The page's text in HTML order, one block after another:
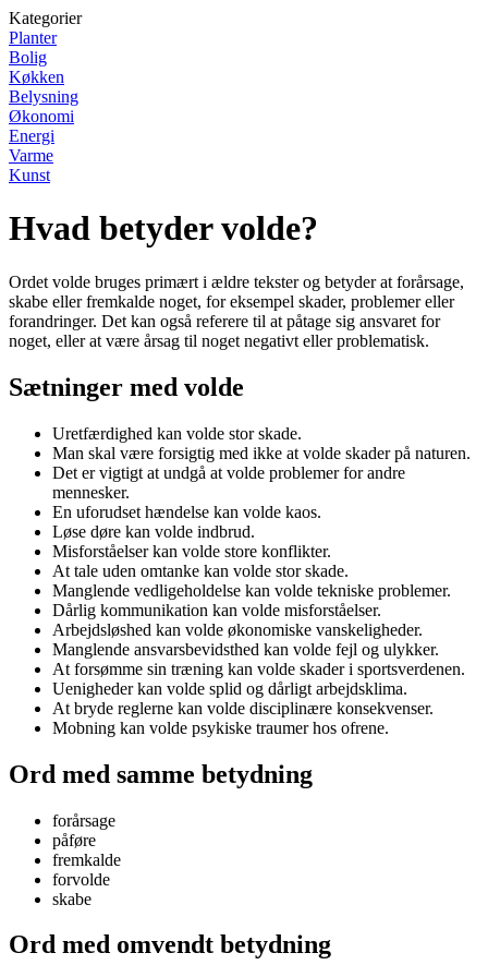
Kategorier
Planter
Bolig
Køkken
Belysning
Økonomi
Energi
Varme
Kunst
Hvad betyder volde?
Ordet volde bruges primært i ældre tekster og betyder at forårsage,
skabe eller fremkalde noget, for eksempel skader, problemer eller
forandringer. Det kan også referere til at påtage sig ansvaret for
noget, eller at være årsag til noget negativt eller problematisk.
Sætninger med volde
Uretfærdighed kan volde stor skade.
Man skal være forsigtig med ikke at volde skader på naturen.
Det er vigtigt at undgå at volde problemer for andre
mennesker.
En uforudset hændelse kan volde kaos.
Løse døre kan volde indbrud.
Misforståelser kan volde store konflikter.
At tale uden omtanke kan volde stor skade.
Manglende vedligeholdelse kan volde tekniske problemer.
Dårlig kommunikation kan volde misforståelser.
Arbejdsløshed kan volde økonomiske vanskeligheder.
Manglende ansvarsbevidsthed kan volde fejl og ulykker.
At forsømme sin træning kan volde skader i sportsverdenen.
Uenigheder kan volde splid og dårligt arbejdsklima.
At bryde reglerne kan volde disciplinære konsekvenser.
Mobning kan volde psykiske traumer hos ofrene.
Ord med samme betydning
forårsage
påføre
fremkalde
forvolde
skabe
Ord med omvendt betydning